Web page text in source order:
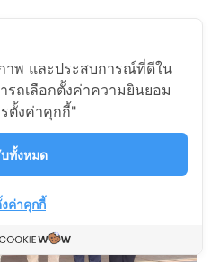
าพ และประสบการณ์ที่ดีใน
รถเลือกตั้งค่าความยินยอม
ตั้งค่าคุกกี้"
ทั้งหมด
ค่าคุกกี้